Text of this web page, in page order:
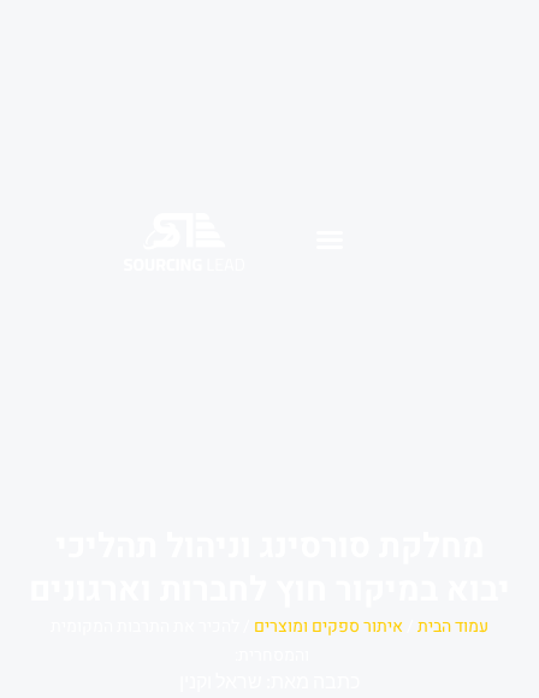
הבית/איתור ספקים ומוצרים/ להכיר את התרבות המקומית